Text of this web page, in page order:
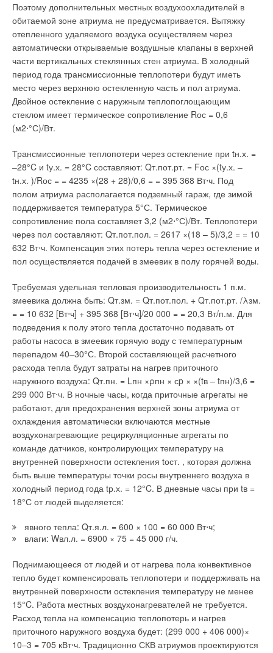
Поэтому дополнительных местных воздухоохладителей в
обитаемой зоне атриума не предусматривается. Вытяжку
отепленного удаляемого воздуха осуществляем через
автоматически открываемые воздушные клапаны в верхней
части вертикальных стеклянных стен атриума. В холодный
период года трансмиссионные теплопотери будут иметь
место через верхнюю остекленную часть и пол атриума.
Двойное остекление с наружным теплопоглощающим
стеклом имеет термическое сопротивление Rос = 0,6
(м2⋅°С)/Вт.
Трансмиссионные теплопотери через остекление при tн.х. =
–28°C и tу.х. = 28°C составляют: Qт.пот.рт. = Fос ×(tу.х. –
tн.х. )/Rос = = 4235 ×(28 + 28)/0,6 = = 395 368 Вт⋅ч. Под
полом атриума располагается подземный гараж, где зимой
поддерживается температура 5°С. Термическое
сопротивление пола составляет 3,2 (м2⋅°С)/Вт. Теплопотери
через пол составляют: Qт.пот.пол. = 2617 ×(18 – 5)/3,2 = = 10
632 Вт⋅ч. Компенсация этих потерь тепла через остекление и
пол осуществляется подачей в змеевик в полу горячей воды.
Требуемая удельная тепловая производительность 1 п.м.
змеевика должна быть: Qт.зм. = Qт.пот.пол. + Qт.пот.рт. /λзм.
= = 10 632 [Вт⋅ч] + 395 368 [Вт⋅ч]/20 000 = = 20,3 Вт/п.м. Для
подведения к полу этого тепла достаточно подавать от
работы насоса в змеевик горячую воду с температурным
перепадом 40–30°С. Второй составляющей расчетного
расхода тепла будут затраты на нагрев приточного
наружного воздуха: Qт.пн. = Lпн ×ρпн × сp × ×(tв – tпн)/3,6 =
299 000 Вт⋅ч. В ночные часы, когда приточные агрегаты не
работают, для предохранения верхней зоны атриума от
охлаждения автоматически включаются местные
воздухонагревающие рециркуляционные агрегаты по
команде датчиков, контролирующих температуру на
внутренней поверхности остекления tост. , которая должна
быть выше температуры точки росы внутреннего воздуха в
холодный период года tр.х. = 12°C. В дневные часы при tв =
18°С от людей выделяется:
явного тепла: Qт.я.л. = 600 × 100 = 60 000 Вт⋅ч;
влаги: Wвл.л. = 6900 × 75 = 45 000 г/ч.
Поднимающееся от людей и от нагрева пола конвективное
тепло будет компенсировать теплопотери и поддерживать на
внутренней поверхности остекления температуру не менее
15°C. Работа местных воздухонагревателей не требуется.
Расход тепла на компенсацию теплопотерь и нагрев
приточного наружного воздуха будет: (299 000 + 406 000)×
10–3 = 705 кВт⋅ч. Традиционно СКВ атриумов проектируются
Комментарии
В этой теме еще нет комментариев
Добавить комментарий
Ваше имя *
Ваш E-mail *
Текст комментария